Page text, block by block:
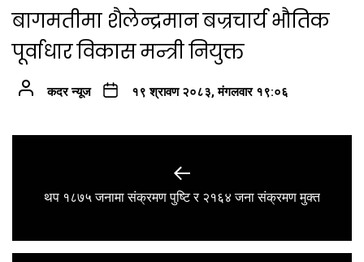
बागमतीमा शैलेन्द्रमान बज्रचार्य भौतिक
पूर्वाधार विकास मन्त्री नियुक्त
कदर न्यूज १९ श्रावण २०८३, मंगलवार १९:०६
Previous
थप १८७५ जनामा संक्रमण पुष्टि र २१६४ जना संक्रमण मुक्त